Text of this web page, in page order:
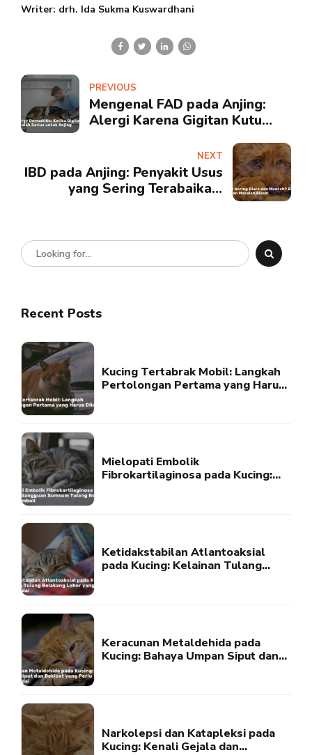
Writer: drh. Ida Sukma Kuswardhani
PREVIOUS
Mengenal FAD pada Anjing:
Alergi Karena Gigitan Kutu
NEXT
IBD pada Anjing: Penyakit Usus
yang Sering Terabaikan,
Recent Posts
Kucing Tertabrak Mobil: Langkah
Pertolongan Pertama yang Harus
Mielopati Embolik
Fibrokartilaginosa pada Kucing:
Ketidakstabilan Atlantoaksial
pada Kucing: Kelainan Tulang
Keracunan Metaldehida pada
Kucing: Bahaya Umpan Siput dan
Narkolepsi dan Katapleksi pada
Kucing: Kenali Gejala dan